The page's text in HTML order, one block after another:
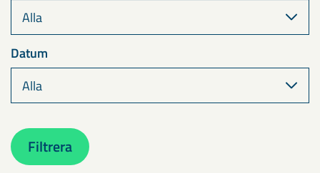
Datum
Filtrera